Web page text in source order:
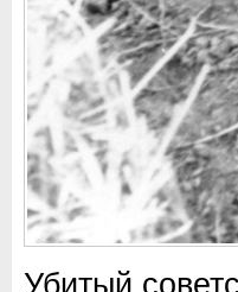
Убитый